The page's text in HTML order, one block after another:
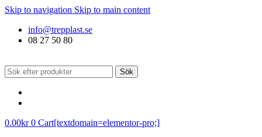
Skip to navigation Skip to main content
info@trepplast.se
08 27 50 80
Sök
0.00kr 0 Cart[textdomain=elementor-pro;]